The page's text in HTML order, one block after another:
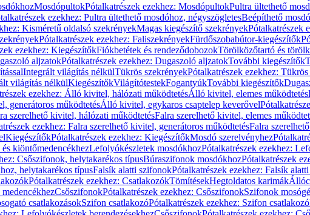
MosdópultokPótalkatrészek ezekhez: MosdópultokPultra ültethető
ezekhez: Pultra ültethető mosdóhoz, négyszögletesBeépíthető
Kisméretű oldalsó szekrényekMagas kiegészítő szekrényekPótalkatrészek
Pótalkatrészek ezekhez: FaliszekrényekFürdőszobabútor-kiegészítők
ezekhez: KiegészítőkFiókbetétek és rendeződobozokTörölközőtartó és
aljzatokPótalkatrészek ezekhez: Dugaszoló aljzatokTovábbi kiegészítők
Integrált világítás nélkülTükrös szekrényekPótalkatrészek ezekhez:
világítás nélkülKiegészítőkVilágítótestekFogantyúkTovábbi kiegészítők
ezekhez: Álló kivitel, hálózati működtetésÁlló kivitel, elemes működtetés
generátoros működtetésÁlló kivitel, egykaros csaptelep keverővel
szerelhető kivitel, hálózati működtetésFalra szerelhető kivitel, elemes
ezekhez: Falra szerelhető kivitel, generátoros működtetésFalra
KiegészítőkPótalkatrészek ezekhez: KiegészítőkMosdó szerelvényhez
kiöntőmedencékhezLefolyókészletek mosdókhozPótalkatrészek ezekhez:
Csőszifonok, helytakarékos típusBúraszifonok mosdókhozPótalkatrészek
helytakarékos típusFalsík alatti szifonokPótalkatrészek ezekhez: Falsík
Pótalkatrészek ezekhez: CsatlakozókTömítésekHegtoldatos karimák
CsőszifonokPótalkatrészek ezekhez: CsőszifonokSzifonok
csatlakozásokSzifon csatlakozóPótalkatrészek ezekhez: Szifon csatlakozó